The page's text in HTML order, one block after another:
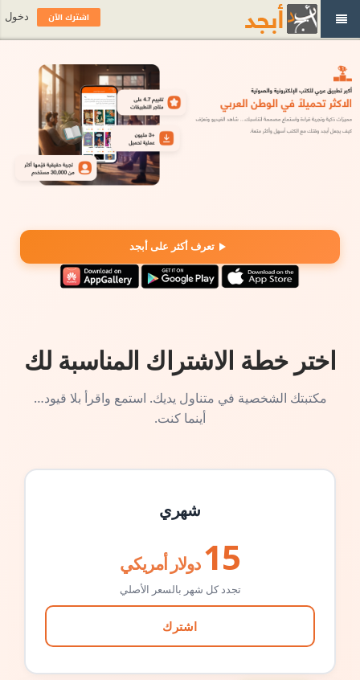
تعرف أكثر على أبجد
اختر خطة الاشتراك المناسبة لك
مكتبتك الشخصية في متناول يديك. استمع واقرأ بلا قيود…
أينما كنت.
شهري
15 دولار أمريكي
تجدد كل شهر بالسعر الأصلي
اشترك
اشترك الآن دخول